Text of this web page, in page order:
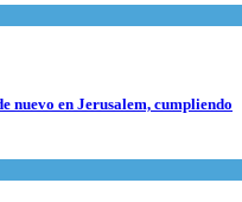
nuevo en Jerusalem, cumpliendo